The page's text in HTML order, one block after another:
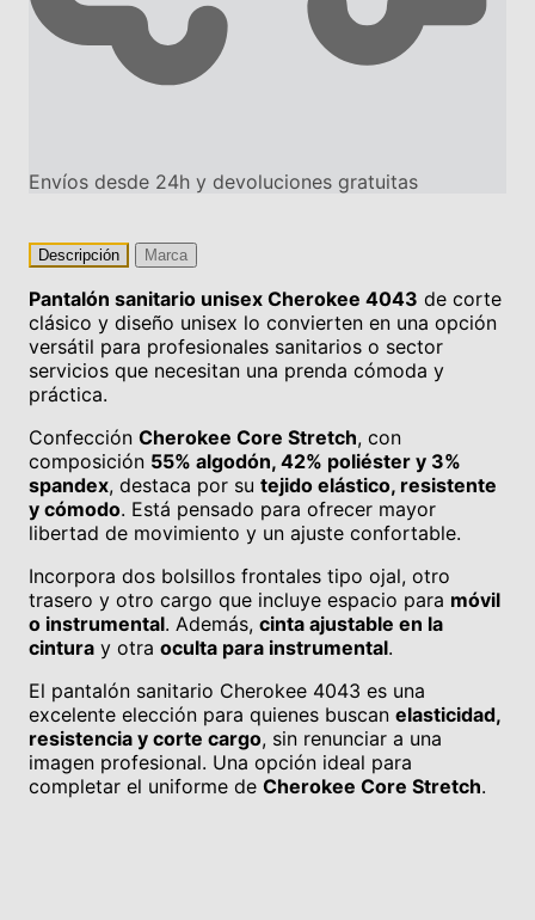
Envíos desde 24h y devoluciones gratuitas
Descripción Marca
Pantalón sanitario unisex Cherokee 4043 de corte
clásico y diseño unisex lo convierten en una opción
versátil para profesionales sanitarios o sector
servicios que necesitan una prenda cómoda y
práctica.
Confección Cherokee Core Stretch, con
composición 55% algodón, 42% poliéster y 3%
spandex, destaca por su tejido elástico, resistente
y cómodo. Está pensado para ofrecer mayor
libertad de movimiento y un ajuste confortable.
Incorpora dos bolsillos frontales tipo ojal, otro
trasero y otro cargo que incluye espacio para móvil
o instrumental. Además, cinta ajustable en la
cintura y otra oculta para instrumental.
El pantalón sanitario Cherokee 4043 es una
excelente elección para quienes buscan elasticidad,
resistencia y corte cargo, sin renunciar a una
imagen profesional. Una opción ideal para
completar el uniforme de Cherokee Core Stretch.